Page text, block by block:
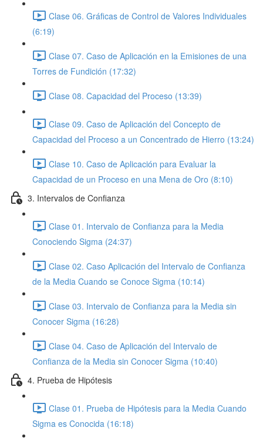
Clase 06. Gráficas de Control de Valores Individuales
(6:19)
Clase 07. Caso de Aplicación en la Emisiones de una
Torres de Fundición (17:32)
Clase 08. Capacidad del Proceso (13:39)
Clase 09. Caso de Aplicación del Concepto de
Capacidad del Proceso a un Concentrado de Hierro (13:24)
Clase 10. Caso de Aplicación para Evaluar la
Capacidad de un Proceso en una Mena de Oro (8:10)
3. Intervalos de Confianza
Clase 01. Intervalo de Confianza para la Media
Conociendo Sigma (24:37)
Clase 02. Caso Aplicación del Intervalo de Confianza
de la Media Cuando se Conoce Sigma (10:14)
Clase 03. Intervalo de Confianza para la Media sin
Conocer Sigma (16:28)
Clase 04. Caso de Aplicación del Intervalo de
Confianza de la Media sin Conocer Sigma (10:40)
4. Prueba de Hipótesis
Clase 01. Prueba de Hipótesis para la Media Cuando
Sigma es Conocida (16:18)